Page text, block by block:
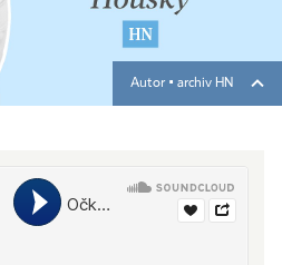
Autor ▪ archiv HN